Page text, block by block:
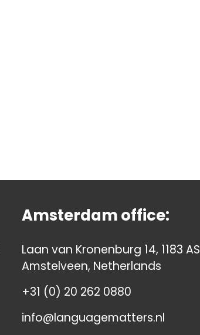
Amsterdam office:
Laan van Kronenburg 14, 1183 AS
Amstelveen, Netherlands
+31 (0) 20 262 0880
info@languagematters.nl